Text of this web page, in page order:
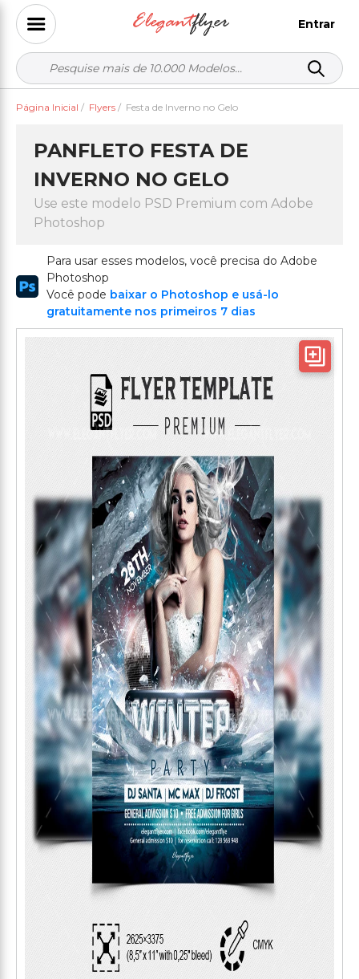
Entrar
Página Inicial / Flyers / Festa de Inverno no Gelo
PANFLETO FESTA DE
INVERNO NO GELO
Use este modelo PSD Premium com Adobe
Photoshop
Para usar esses modelos, você precisa do Adobe
Photoshop
Você pode baixar o Photoshop e usá-lo
gratuitamente nos primeiros 7 dias